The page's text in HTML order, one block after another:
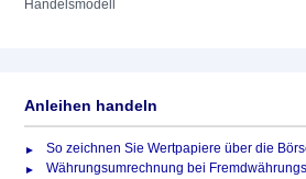
Handelsmodell
Anleihen handeln
So zeichnen Sie Wertpapiere über die
Währungsumrechnung bei